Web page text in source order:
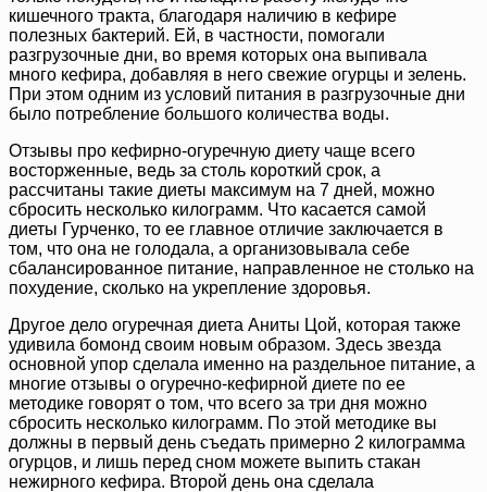
кишечного тракта, благодаря наличию в кефире
полезных бактерий. Ей, в частности, помогали
разгрузочные дни, во время которых она выпивала
много кефира, добавляя в него свежие огурцы и зелень.
При этом одним из условий питания в разгрузочные дни
было потребление большого количества воды.
Отзывы про кефирно-огуречную диету чаще всего
восторженные, ведь за столь короткий срок, а
рассчитаны такие диеты максимум на 7 дней, можно
сбросить несколько килограмм. Что касается самой
диеты Гурченко, то ее главное отличие заключается в
том, что она не голодала, а организовывала себе
сбалансированное питание, направленное не столько на
похудение, сколько на укрепление здоровья.
Другое дело огуречная диета Аниты Цой, которая также
удивила бомонд своим новым образом. Здесь звезда
основной упор сделала именно на раздельное питание, а
многие отзывы о огуречно-кефирной диете по ее
методике говорят о том, что всего за три дня можно
сбросить несколько килограмм. По этой методике вы
должны в первый день съедать примерно 2 килограмма
огурцов, и лишь перед сном можете выпить стакан
нежирного кефира. Второй день она сделала